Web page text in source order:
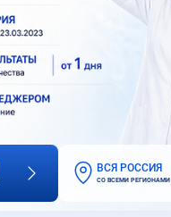
ВСЯ РОССИЯ
СО ВСЕМИ РЕГИОНАМИ